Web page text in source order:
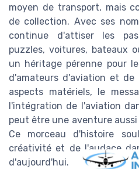
moyen de transport, mais
de collection. Avec ses
continue d'attiser les
puzzles, voitures, bateaux
un héritage pérenne pour
d'amateurs d'aviation et de
aspects matériels, le
l'intégration de l'aviation
peut être une aventure
Ce morceau d'histoire
créativité et de l'audace
d'aujourd'hui.